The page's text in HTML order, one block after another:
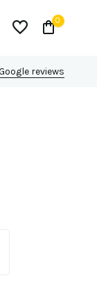
0
maatreviews